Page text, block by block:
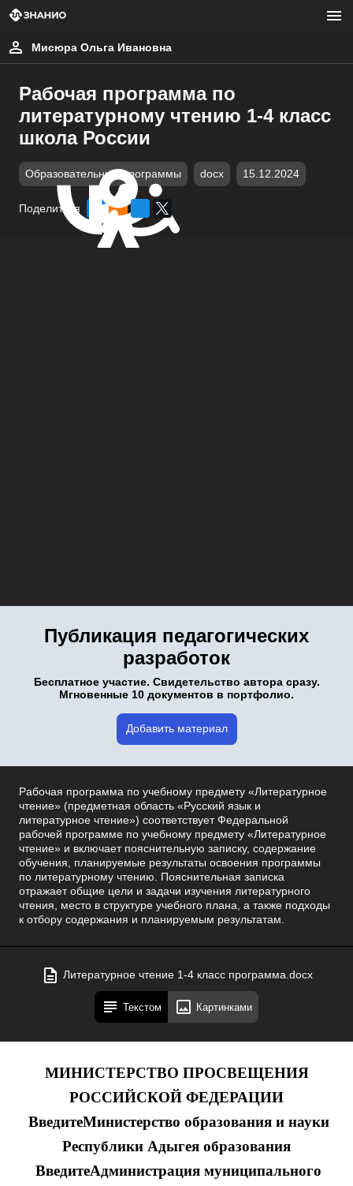
Мисюра Ольга Ивановна
Рабочая программа по
литературному чтению 1-4 класс
школа России
Образовательные программы docx 15.12.2024
Поделиться
Публикация педагогических
разработок
Бесплатное участие. Свидетельство автора сразу.
Мгновенные 10 документов в портфолио.
Добавить материал
Рабочая программа по учебному предмету «Литературное
чтение» (предметная область «Русский язык и
литературное чтение») соответствует Федеральной
рабочей программе по учебному предмету «Литературное
чтение» и включает пояснительную записку, содержание
обучения, планируемые результаты освоения программы
по литературному чтению. Пояснительная записка
отражает общие цели и задачи изучения литературного
чтения, место в структуре учебного плана, а также подходы
к отбору содержания и планируемым результатам.
Литературное чтение 1-4 класс программа.docx
Текстом Картинками
МИНИСТЕРСТВО ПРОСВЕЩЕНИЯ
РОССИЙСКОЙ ФЕДЕРАЦИИ
‌ ВведитеМинистерство образования и науки
Республики Адыгея образования
‌ ВведитеАдминистрация муниципального